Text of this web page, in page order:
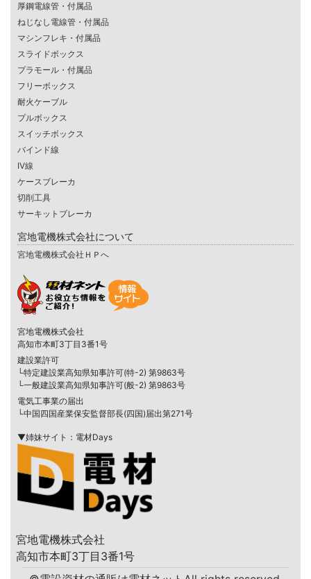
厚鋼電線管・付属品
ねじなし電線管・付属品
マシンフレキ・付属品
スライドボックス
プラモール・付属品
フリーボックス
耐火ケーブル
プルボックス
スイッチボックス
バインド線
IV線
ケースブレーカ
切削工具
サーキットブレーカ
宮地電機株式会社について
宮地電機株式会社ＨＰへ
宮地電機株式会社
高知市本町3丁目3番1号
建設業許可
└特定建設業高知県知事許可(特-2) 第9863号
└一般建設業高知県知事許可(般-2) 第9863号
電気工事業の届出
└中国四国産業保安監督部長(四国)届出第271号
▼姉妹サイト：電材Days
宮地電機株式会社
高知市本町3丁目3番1号